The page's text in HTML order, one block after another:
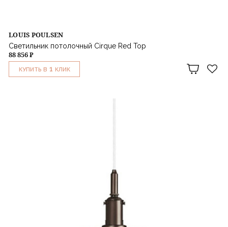
LOUIS POULSEN
Светильник потолочный Cirque Red Top
88 856 ₽
КУПИТЬ В 1 КЛИК